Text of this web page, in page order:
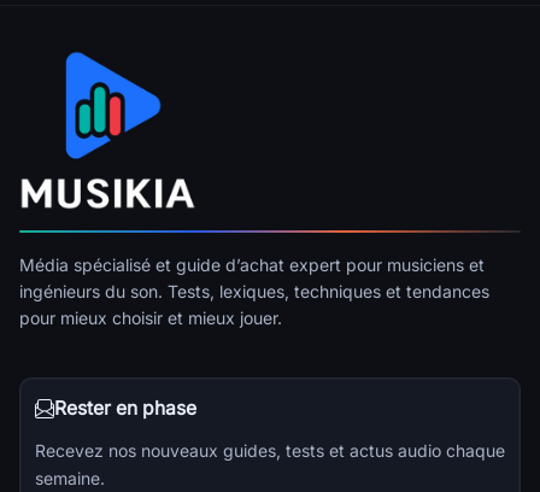
Média spécialisé et guide d’achat expert pour musiciens et
ingénieurs du son. Tests, lexiques, techniques et tendances
pour mieux choisir et mieux jouer.
Rester en phase
Recevez nos nouveaux guides, tests et actus audio chaque
semaine.